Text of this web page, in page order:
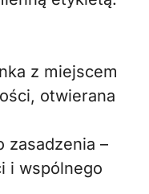
z miejscem
otwierana
zasadzenia –
i wspólnego